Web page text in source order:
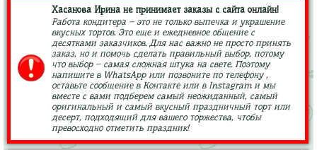
Хасанова Ирина не принимает заказы с сайта онлайн!
Работа кондитера – это не только выпечка и украшение
вкусных тортов. Это еще и ежедневное общение с
десятками заказчиков. Для нас важно не просто принять
заказ, но и помочь сделать правильный выбор, потому
что выбор – самая сложная штука на свете. Поэтому
напишите в WhatsApp или позвоните по телефону ,
оставьте сообщение в Контакте или в Instagram и мы
вместе с вами подберем самый неожиданный, самый
оригинальный и самый вкусный праздничный торт или
десерт, подходящий для вашего торжества, чтобы
превосходно отметить праздник!